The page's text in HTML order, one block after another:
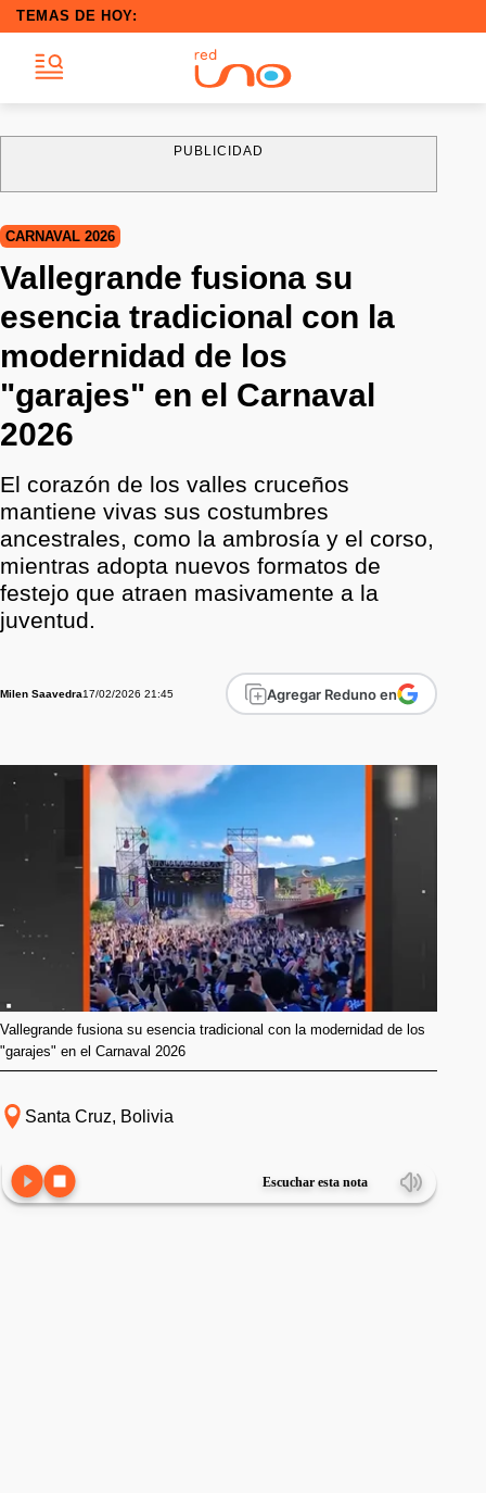
TEMAS DE HOY:
PUBLICIDAD
CARNAVAL 2026
Vallegrande fusiona su
esencia tradicional con la
modernidad de los
"garajes" en el Carnaval
2026
El corazón de los valles cruceños
mantiene vivas sus costumbres
ancestrales, como la ambrosía y el corso,
mientras adopta nuevos formatos de
festejo que atraen masivamente a la
juventud.
Milen Saavedra17/02/2026 21:45 Agregar Reduno en
Vallegrande fusiona su esencia tradicional con la modernidad de los
"garajes" en el Carnaval 2026
Santa Cruz, Bolivia
Escuchar esta nota